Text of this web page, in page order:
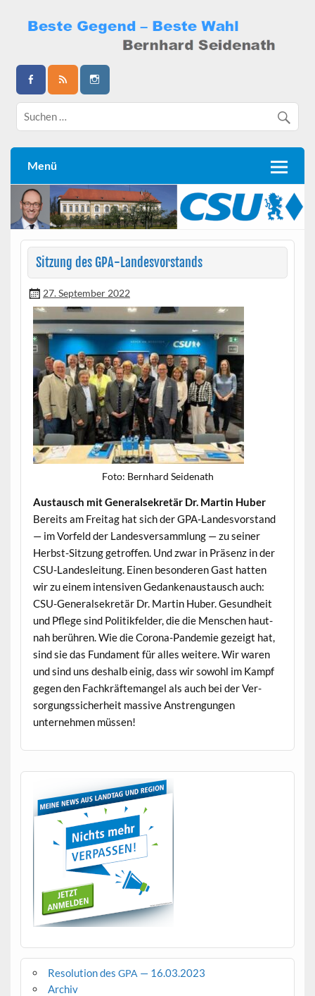
content
Bernhard Seidenath
Menü
Sitzung des GPA-Landesvorstands
27. September 2022
Foto: Bern­hard Seidenath
Aus­tausch mit Gen­er­alsekretär Dr. Mar­tin Huber
Bere­its am Fre­itag hat sich der GPA-Lan­desvor­stand
— im Vor­feld der Lan­desver­samm­lung — zu sein­er
Herb­st-Sitzung getrof­fen. Und zwar in Präsenz in der
CSU-Lan­desleitung. Einen beson­deren Gast hat­ten
wir zu einem inten­siv­en Gedanke­naus­tausch auch:
CSU-Gen­er­alsekretär Dr. Mar­tin Huber. Gesund­heit
und Pflege sind Poli­tik­felder, die die Men­schen haut­
nah berühren. Wie die Coro­na-Pan­demie gezeigt hat,
sind sie das Fun­da­ment für alles weit­ere. Wir waren
und sind uns deshalb einig, dass wir sowohl im Kampf
gegen den Fachkräfte­man­gel als auch bei der Ver­
sorgungssicher­heit mas­sive Anstren­gun­gen
unternehmen müssen!
Resolution des GPA — 16.03.2023
Archiv